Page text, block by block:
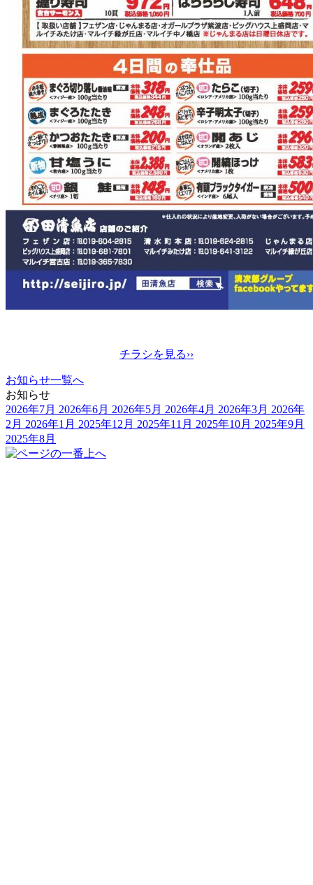
チラシを見る››
お知らせ一覧へ
お知らせ
2026年7月 2026年6月 2026年5月 2026年4月 2026年3月 2026年
2月 2026年1月 2025年12月 2025年11月 2025年10月 2025年9月
2025年8月